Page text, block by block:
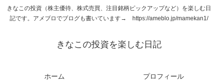
きなこの投資（株主優待、株式売買、注目銘柄ピックアップなど）を楽しむ日
記です。アメブロでブログも書いています→ https://ameblo.jp/mamekan1/
きなこの投資を楽しむ日記
ホーム
プロフィール